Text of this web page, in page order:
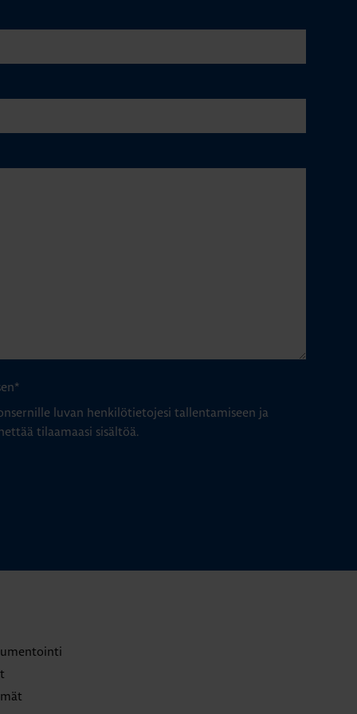
*
luvan henkilötietojesi tallentamiseen ja
tilaamaasi sisältöä.